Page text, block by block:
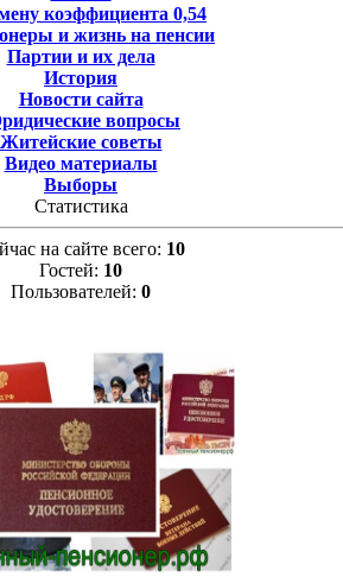
коэффициента 0,54
и жизнь на пенсии
Партии и их дела
История
Новости сайта
вопросы
Житейские советы
Видео материалы
Выборы
Статистика
на сайте всего: 10
Гостей: 10
Пользователей: 0